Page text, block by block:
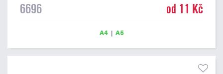
univerzální diplom je vhodný pro většinu soutěží, ke kterým by
6696 od 11 Kč
A4| A5